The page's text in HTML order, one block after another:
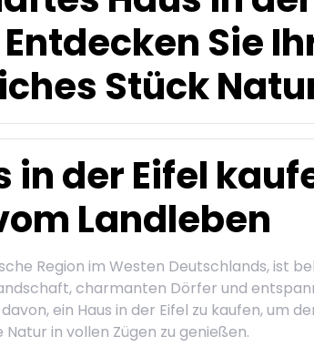
Sie
Stück
in der Eifel
Landleben
Region im Westen Deutschlands, ist
charmanten Dörfer und
ein Haus in der Eifel zu kaufen, um
in vollen Zügen zu genießen.